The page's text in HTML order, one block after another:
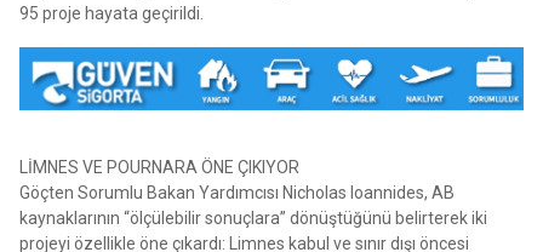
95 proje hayata geçirildi.
LİMNES VE POURNARA ÖNE ÇIKIYOR
Göçten Sorumlu Bakan Yardımcısı Nicholas Ioannides, AB
kaynaklarının “ölçülebilir sonuçlara” dönüştüğünü belirterek iki
projeyi özellikle öne çıkardı: Limnes kabul ve sınır dışı öncesi